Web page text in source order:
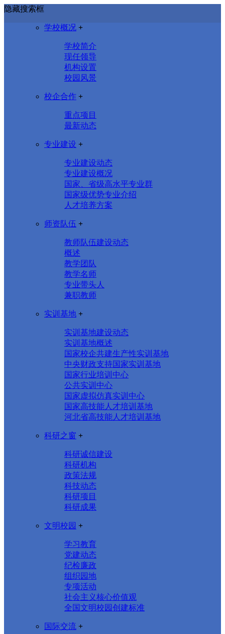
隐藏搜索框
学校概况 +
学校简介
现任领导
机构设置
校园风景
校企合作 +
重点项目
最新动态
专业建设 +
专业建设动态
专业建设概况
国家、省级高水平专业群
国家级优势专业介绍
人才培养方案
师资队伍 +
教师队伍建设动态
概述
教学团队
教学名师
专业带头人
兼职教师
实训基地 +
实训基地建设动态
实训基地概述
国家校企共建生产性实训基地
中央财政支持国家实训基地
国家行业培训中心
公共实训中心
国家虚拟仿真实训中心
国家高技能人才培训基地
河北省高技能人才培训基地
科研之窗 +
科研诚信建设
科研机构
政策法规
科技动态
科研项目
科研成果
文明校园 +
学习教育
党建动态
纪检廉政
组织园地
专项活动
社会主义核心价值观
全国文明校园创建标准
国际交流 +